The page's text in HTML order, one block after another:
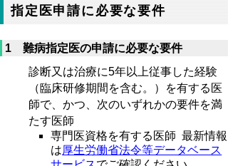
指定医申請に必要な要件
1 難病指定医の申請に必要な要件
診断又は治療に5年以上従事した経験
（臨床研修期間を含む。）を有する医
師で、かつ、次のいずれかの要件を満
たす医師
専門医資格を有する医師 最新情報
は厚生労働省法令等データベース